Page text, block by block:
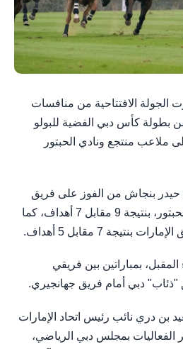
أسفرت الجولة الافتتاحية من منافسات
بطولة كأس دبي الفضية للبولو
ملاعب منتجع ونادي الحبتور
حيدر بنجاش من الفوز على فريق
"ذئاب" دبي، بقيادة حبتور الحبتور، بنتيجة 9 مقابل 7 أهداف، كما
7 مقابل 5 أهداف.
المقبل، بمباراتين بين فريقي
"ذئاب" دبي أمام فريق جهانجيري.
بن دري نائب رئيس اتحاد الإمارات
بمجلس دبي الرياضي،